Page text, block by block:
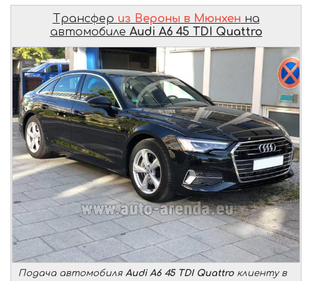
Трансфер из Вероны в Мюнхен на
автомобиле Audi A6 45 TDI Quattro
Подача автомобиля Audi A6 45 TDI Quattro клиенту в